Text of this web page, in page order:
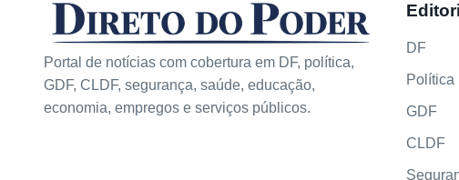
Portal de notícias com cobertura em DF, política,
GDF, CLDF, segurança, saúde, educação,
economia, empregos e serviços públicos.
DF
Política
GDF
CLDF